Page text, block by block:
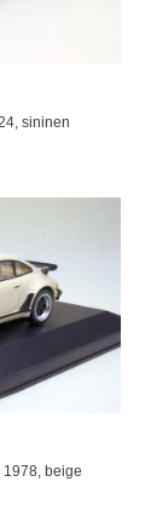
sininen
1978, beige